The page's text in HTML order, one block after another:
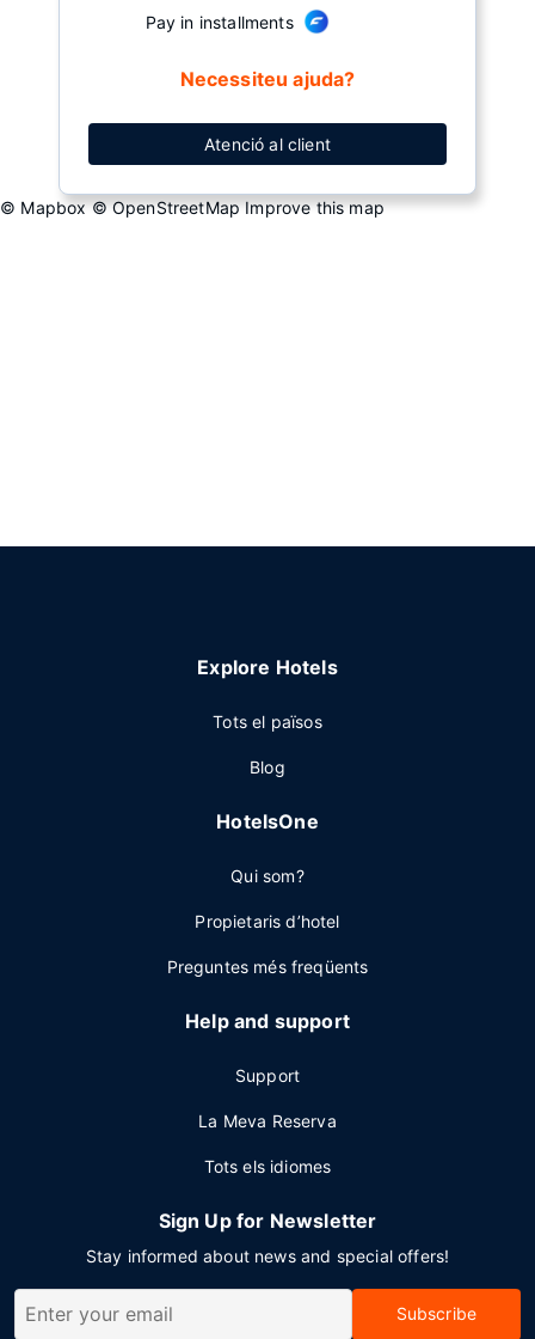
Pay in installments
Necessiteu ajuda?
Atenció al client
© Mapbox © OpenStreetMap Improve this map
Explore Hotels
Tots el països
Blog
HotelsOne
Qui som?
Propietaris d’hotel
Preguntes més freqüents
Help and support
Support
La Meva Reserva
Tots els idiomes
Sign Up for Newsletter
Stay informed about news and special offers!
Subscribe